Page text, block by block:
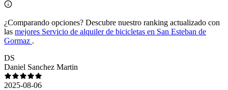
¿Comparando opciones? Descubre nuestro ranking actualizado con
las mejores Servicio de alquiler de bicicletas en San Esteban de
Gormaz .
DS
Daniel Sanchez Martin
2025-08-06